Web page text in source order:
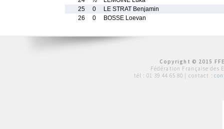
25
0
LE STRAT Benjamin
26
0 BOSSE Loevan
Copyright © 2015
Fédération Française des
tél : 01 39 44 65 80 | contact :